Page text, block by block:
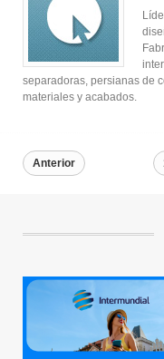
separadoras, persianas de
materiales y acabados.
Anterior